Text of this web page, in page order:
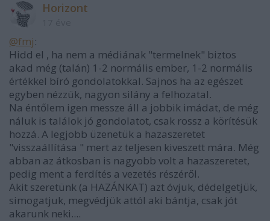
Horizont
@fmj:
Hidd el , ha nem a médiának "termelnek" biztos
akad még (talán) 1-2 normális ember, 1-2 normális
értékkel bíró gondolatokkal. Sajnos ha az egészet
egyben nézzük, nagyon silány a felhozatal.
Na éntőlem igen messze áll a jobbik imádat, de még
náluk is találok jó gondolatot, csak rossz a körítésük
hozzá. A legjobb üzenetük a hazaszeretet
"visszaállítása " mert az teljesen kiveszett mára. Még
abban az átkosban is nagyobb volt a hazaszeretet,
pedig ment a ferdítés a vezetés részéről.
Akit szeretünk (a HAZÁNKAT) azt óvjuk, dédelgetjük,
simogatjuk, megvédjük attól aki bántja, csak jót
akarunk neki....